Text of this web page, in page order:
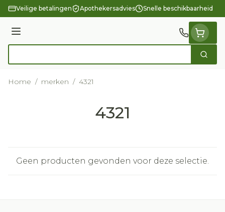
Ga naar de inhoud
Veilige betalingen Apothekersadvies Snelle beschikbaarheid
Menu
Zoek
Home / merken / 4321
4321
Geen producten gevonden voor deze selectie.